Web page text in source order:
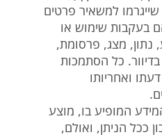
למשאיר פרטים
בעקבות שימוש או
נתון, מצג, פרסומת,
כל הסתמכות
ואחריותו
המופיע בו, מוצע
ככל הניתן, ואולם,